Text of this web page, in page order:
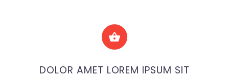


DOLOR AMET LOREM IPSUM SIT